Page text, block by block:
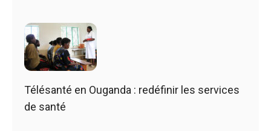
Télésanté en Ouganda : redéfinir les services
de santé